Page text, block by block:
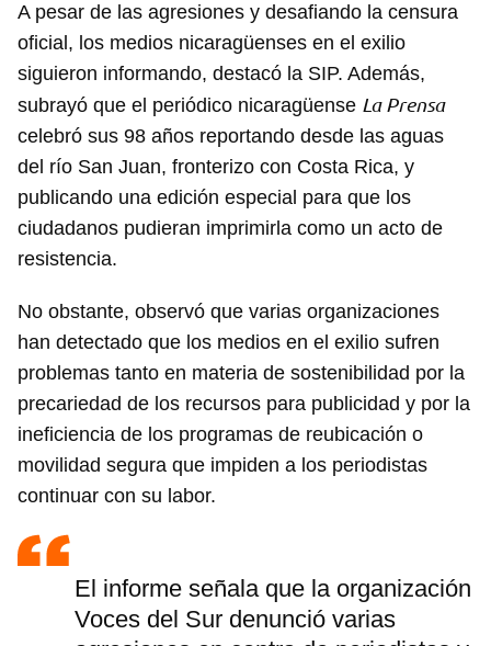
A pesar de las agresiones y desafiando la censura
oficial, los medios nicaragüenses en el exilio
siguieron informando, destacó la SIP. Además,
subrayó que el periódico nicaragüense La Prensa
celebró sus 98 años reportando desde las aguas
del río San Juan, fronterizo con Costa Rica, y
publicando una edición especial para que los
ciudadanos pudieran imprimirla como un acto de
resistencia.
No obstante, observó que varias organizaciones
han detectado que los medios en el exilio sufren
problemas tanto en materia de sostenibilidad por la
precariedad de los recursos para publicidad y por la
ineficiencia de los programas de reubicación o
movilidad segura que impiden a los periodistas
continuar con su labor.
El informe señala que la organización
Voces del Sur denunció varias